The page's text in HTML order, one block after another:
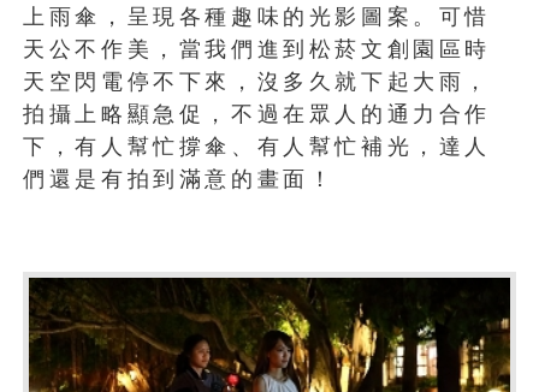
上雨傘，呈現各種趣味的光影圖案。可惜
天公不作美，當我們進到松菸文創園區時
天空閃電停不下來，沒多久就下起大雨，
拍攝上略顯急促，不過在眾人的通力合作
下，有人幫忙撐傘、有人幫忙補光，達人
們還是有拍到滿意的畫面！